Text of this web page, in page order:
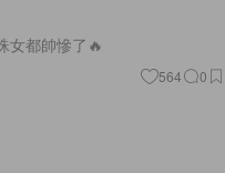
女都帥慘了🔥
564 0